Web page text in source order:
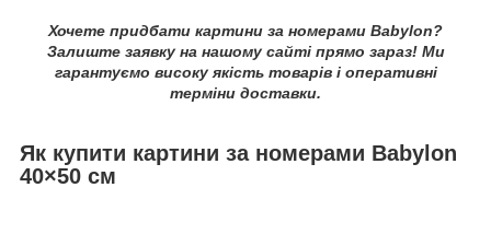
Хочете придбати картини за номерами Babylon?
Залиште заявку на нашому сайті прямо зараз! Ми
гарантуємо високу якість товарів і оперативні
терміни доставки.
Як купити картини за номерами Babylon
40×50 см